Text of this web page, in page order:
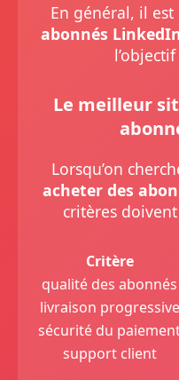
En général, il est
abonnés
Le meilleur
Lorsqu’on
acheter des
critères
Critère
qualité des abonnés
livraison progressive
sécurité du
support client